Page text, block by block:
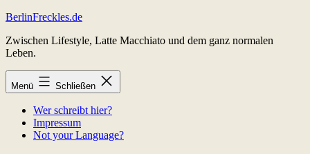
Zum
springen
BerlinFreckles.de
Zwischen Lifestyle, Latte Macchiato und dem ganz normalen
Leben.
Menü Schließen
Wer schreibt hier?
Impressum
Not your Language?